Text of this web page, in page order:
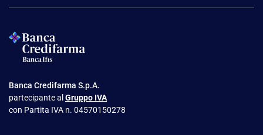
Banca Credifarma S.p.A.
partecipante al Gruppo IVA
con Partita IVA n. 04570150278